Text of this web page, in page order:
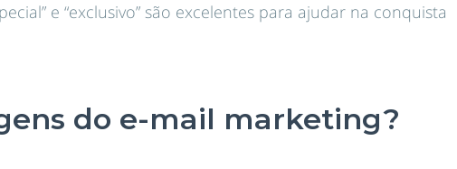
e “exclusivo” são excelentes para ajudar na conquista
do e-mail marketing?